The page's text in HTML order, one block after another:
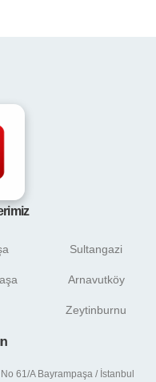
Sultangazi
Arnavutköy
Zeytinburnu
61/A Bayrampaşa / İstanbul